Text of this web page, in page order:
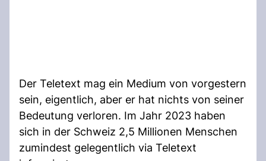
Der Teletext mag ein Medium von vorgestern
sein, eigentlich, aber er hat nichts von seiner
Bedeutung verloren. Im Jahr 2023 haben
sich in der Schweiz 2,5 Millionen Menschen
zumindest gelegentlich via Teletext